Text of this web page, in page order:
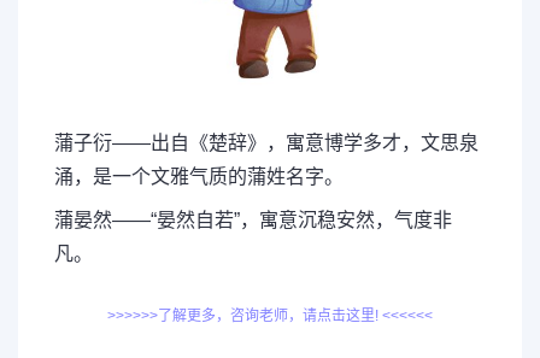
蒲子衍——出自《楚辞》，寓意博学多才，文思泉
涌，是一个文雅气质的蒲姓名字。
蒲晏然——“晏然自若”，寓意沉稳安然，气度非
凡。
>>>>>>了解更多，咨询老师，请点击这里! <<<<<<